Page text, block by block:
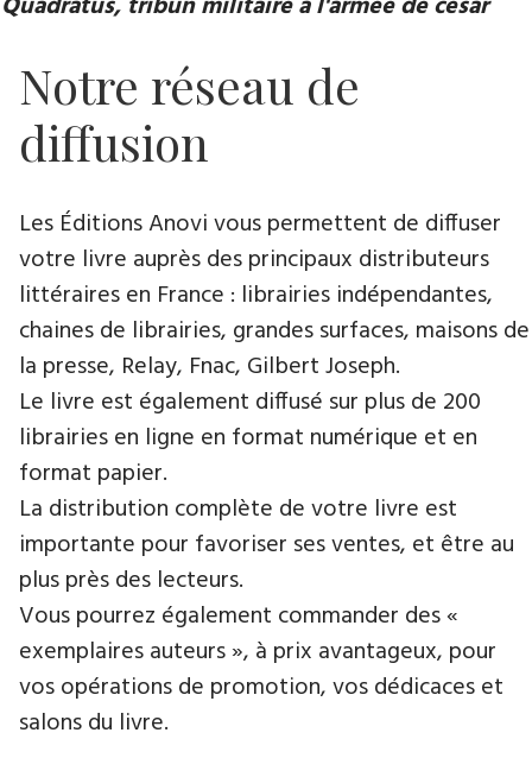
Notre réseau de
diffusion
Les Éditions Anovi vous permettent de diffuser
votre livre auprès des principaux distributeurs
littéraires en France : librairies indépendantes,
chaines de librairies, grandes surfaces, maisons de
la presse, Relay, Fnac, Gilbert Joseph.
Le livre est également diffusé sur plus de 200
librairies en ligne en format numérique et en
format papier.
La distribution complète de votre livre est
importante pour favoriser ses ventes, et être au
plus près des lecteurs.
Vous pourrez également commander des «
exemplaires auteurs », à prix avantageux, pour
vos opérations de promotion, vos dédicaces et
salons du livre.